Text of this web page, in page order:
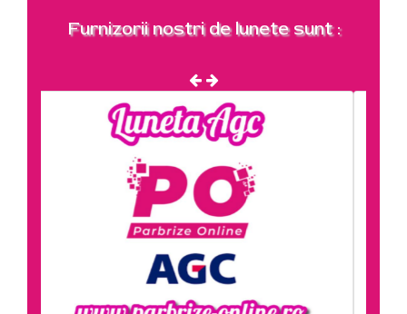
Furnizorii nostri de lunete sunt :